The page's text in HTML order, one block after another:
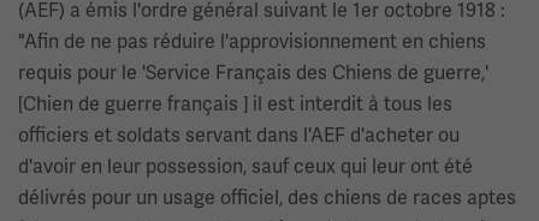
(AEF) a émis l'ordre général suivant le 1er octobre 1918 :
"Afin de ne pas réduire l'approvisionnement en chiens
requis pour le 'Service Français des Chiens de guerre,'
[Chien de guerre français ] il est interdit à tous les
officiers et soldats servant dans l'AEF d'acheter ou
d'avoir en leur possession, sauf ceux qui leur ont été
délivrés pour un usage officiel, des chiens de races aptes